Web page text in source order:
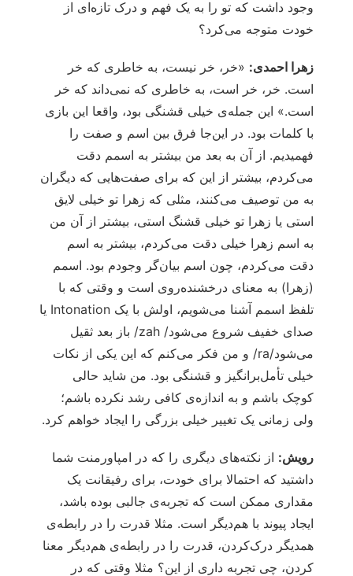
وجود داشت که تو را به یک فهم و درک تازه‌ای از
خودت متوجه می‌کرد؟
زهرا احمدی: «خر، خر نیست، به خاطری که خر
است. خر، خر است، به خاطری که نمی‌داند که خر
است.» این جمله‌ی خیلی قشنگی بود، واقعا این بازی
با کلمات بود. در این‌جا فرق بین اسم و صفت را
فهمیدیم. از آن به بعد من بیشتر به اسمم دقت
می‌کردم، بیشتر از این که برای صفت‌هایی که دیگران
به من توصیف می‌کنند، مثلی که زهرا تو خیلی لایق
استی یا زهرا تو خیلی قشنگ استی، بیشتر از آن من
به اسم زهرا خیلی دقت می‌کردم، بیشتر به اسم
دقت می‌کردم، چون اسم بیان‌گر وجودم بود. اسمم
(زهرا) به معنای درخشنده‌روی است و وقتی که با
تلفظ اسمم آشنا می‌شویم، اولش با یک Intonation یا
صدای خفیف شروع می‌شود/ zah/ باز بعد ثقیل
می‌شود/ra/ و من فکر می‌کنم که این یکی از نکات
خیلی تأمل‌برانگیز و قشنگی بود. من شاید حالی
کوچک باشم و به اندازه‌ی کافی رشد نکرده باشم؛
ولی زمانی یک تغییر خیلی بزرگی را ایجاد خواهم کرد.
رویش: از نکته‌های دیگری را که در امپاورمنت شما
داشتید که احتمالا برای خودت، برای رفیقانت یک
مقداری ممکن است که تجربه‌ی جالبی بوده باشد،
ایجاد پیوند با هم‌دیگر است. مثلا قدرت را در رابطه‌ی
همدیگر درک‌کردن، قدرت را در رابطه‌ی هم‌دیگر معنا
کردن، چی تجربه داری از این؟ مثلا وقتی که در